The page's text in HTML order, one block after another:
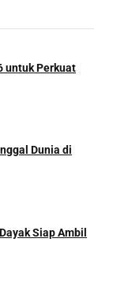
untuk Perkuat
Dunia di
Siap Ambil